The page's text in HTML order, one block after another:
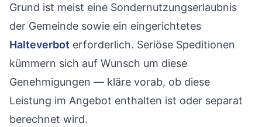
Grund ist meist eine Sondernutzungserlaubnis
der Gemeinde sowie ein eingerichtetes
Halteverbot erforderlich. Seriöse Speditionen
kümmern sich auf Wunsch um diese
Genehmigungen — kläre vorab, ob diese
Leistung im Angebot enthalten ist oder separat
berechnet wird.